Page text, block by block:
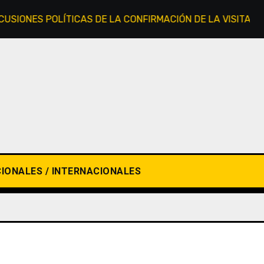
POLÍTICAS DE LA CONFIRMACIÓN DE LA VISITA DEL
/ INTERNACIONALES